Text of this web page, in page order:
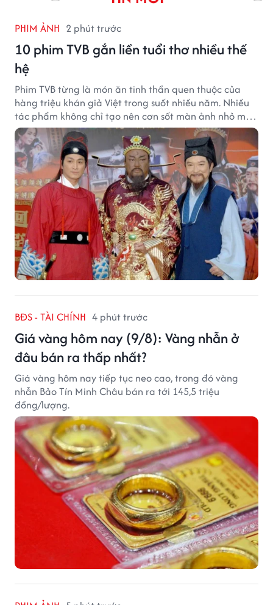
PHIM ẢNH 2 phút trước
10 phim TVB gắn liền tuổi thơ nhiều thế
hệ
Phim TVB từng là món ăn tinh thần quen thuộc của
hàng triệu khán giả Việt trong suốt nhiều năm. Nhiều
tác phẩm không chỉ tạo nên cơn sốt màn ảnh nhỏ mà
còn trở thành ký ức khó quên của cả một thế hệ.
BĐS - TÀI CHÍNH 4 phút trước
Giá vàng hôm nay (9/8): Vàng nhẫn ở
đâu bán ra thấp nhất?
Giá vàng hôm nay tiếp tục neo cao, trong đó vàng
nhẫn Bảo Tín Minh Châu bán ra tới 145,5 triệu
đồng/lượng.